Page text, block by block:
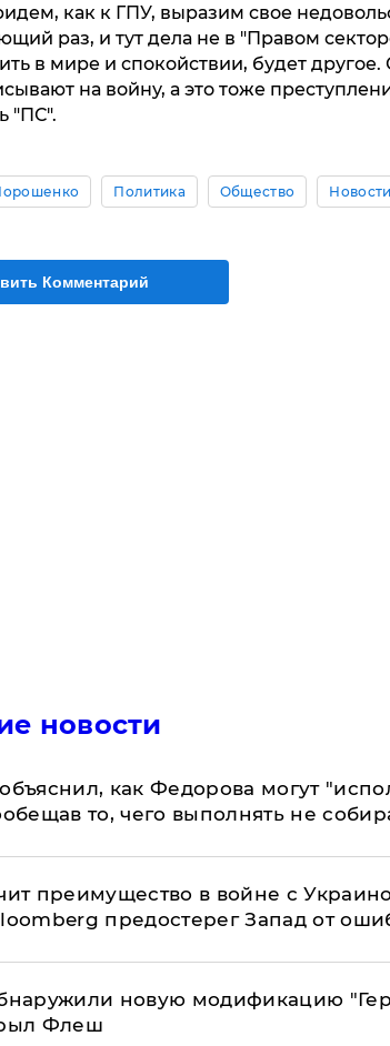
как к ГПУ, выразим свое
раз, и тут дела не в "Правом
в мире и спокойствии, будет другое.
на войну, а это тоже
"ПС".
Политика Общество
Комментарий
новости
как Федорова могут
то, чего выполнять не
преимущество в войне с
предостерег Запад от
новую модификацию
Флеш